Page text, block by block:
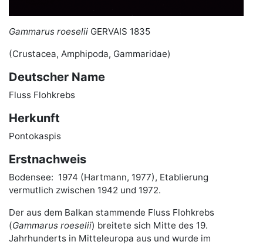
Gammarus roeselii GERVAIS 1835
(Crustacea, Amphipoda, Gammaridae)
Deutscher Name
Fluss Flohkrebs
Herkunft
Pontokaspis
Erstnachweis
Bodensee: 1974 (Hartmann, 1977), Etablierung
vermutlich zwischen 1942 und 1972.
Der aus dem Balkan stammende Fluss Flohkrebs
(Gammarus roeselii) breitete sich Mitte des 19.
Jahrhunderts in Mitteleuropa aus und wurde im